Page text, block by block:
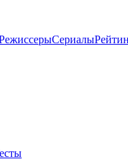
Сериалы